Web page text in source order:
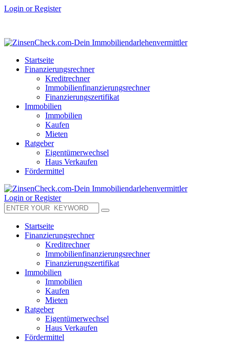
Login or Register
Startseite
Finanzierungsrechner
Kreditrechner
Immobilienfinanzierungsrechner
Finanzierungszertifikat
Immobilien
Immobilien
Kaufen
Mieten
Ratgeber
Eigentümerwechsel
Haus Verkaufen
Fördermittel
Login or Register
Startseite
Finanzierungsrechner
Kreditrechner
Immobilienfinanzierungsrechner
Finanzierungszertifikat
Immobilien
Immobilien
Kaufen
Mieten
Ratgeber
Eigentümerwechsel
Haus Verkaufen
Fördermittel